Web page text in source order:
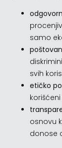
samo
svih
etičko
osnovu
donose